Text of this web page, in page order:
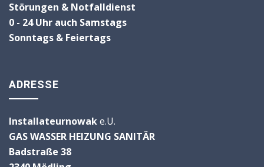
Störungen & Notfalldienst
0 - 24 Uhr auch Samstags
Sonntags & Feiertags
ADRESSE
Installateurnowake.U.
GAS WASSER HEIZUNG SANITÄR
Badstraße 38